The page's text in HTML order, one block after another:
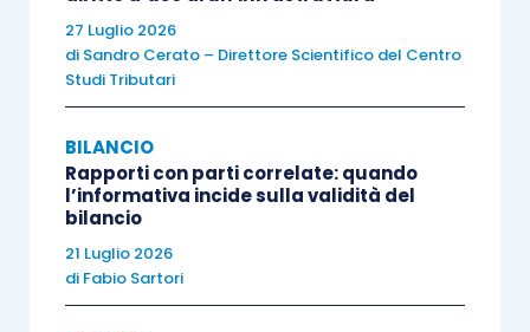
diverse rispetto a quelle normalmente praticate
sul mercato, per operazioni similari o equiparabili,
la rilevazione in bilancio dell’attività
corrisponde al valore del debito determinato
utilizzando il costo ammortizzato e gli altri
metodi previsti dal principio contabile OIC 19,
più gli oneri accessori
27 Luglio 2026
di Sandro Cerato – Direttore Scientifico del Centro
Studi Tributari
BILANCIO
Rapporti con parti correlate: quando
l’informativa incide sulla validità del
bilancio
21 Luglio 2026
di Fabio Sartori